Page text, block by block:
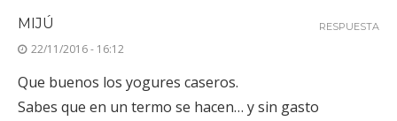
MIJÚ
22/11/2016 - 16:12
Que buenos los yogures caseros.
Sabes que en un termo se hacen… y sin gasto
RESPUESTA